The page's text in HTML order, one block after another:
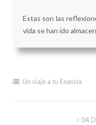
Estas son las
vida se han ido
Un viaje a tu Esencia
04